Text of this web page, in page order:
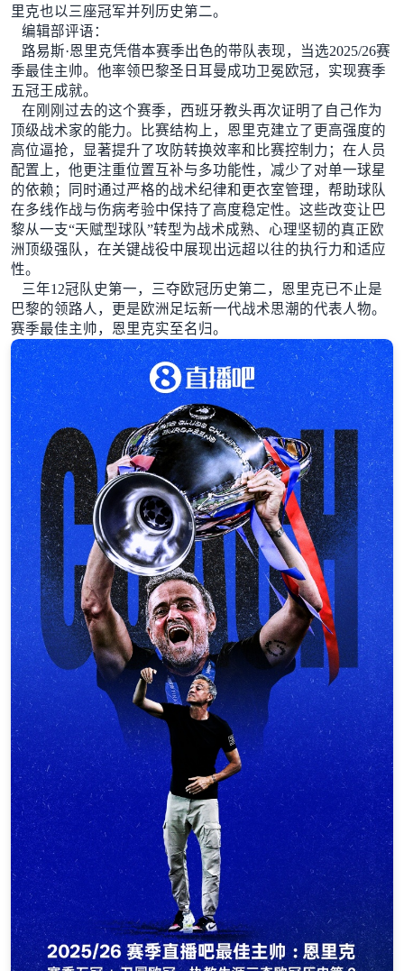
里克也以三座冠军并列历史第二。
编辑部评语：
路易斯·恩里克凭借本赛季出色的带队表现，当选2025/26赛
季最佳主帅。他率领巴黎圣日耳曼成功卫冕欧冠，实现赛季
五冠王成就。
在刚刚过去的这个赛季，西班牙教头再次证明了自己作为
顶级战术家的能力。比赛结构上，恩里克建立了更高强度的
高位逼抢，显著提升了攻防转换效率和比赛控制力；在人员
配置上，他更注重位置互补与多功能性，减少了对单一球星
的依赖；同时通过严格的战术纪律和更衣室管理，帮助球队
在多线作战与伤病考验中保持了高度稳定性。这些改变让巴
黎从一支“天赋型球队”转型为战术成熟、心理坚韧的真正欧
洲顶级强队，在关键战役中展现出远超以往的执行力和适应
性。
三年12冠队史第一，三夺欧冠历史第二，恩里克已不止是
巴黎的领路人，更是欧洲足坛新一代战术思潮的代表人物。
赛季最佳主帅，恩里克实至名归。